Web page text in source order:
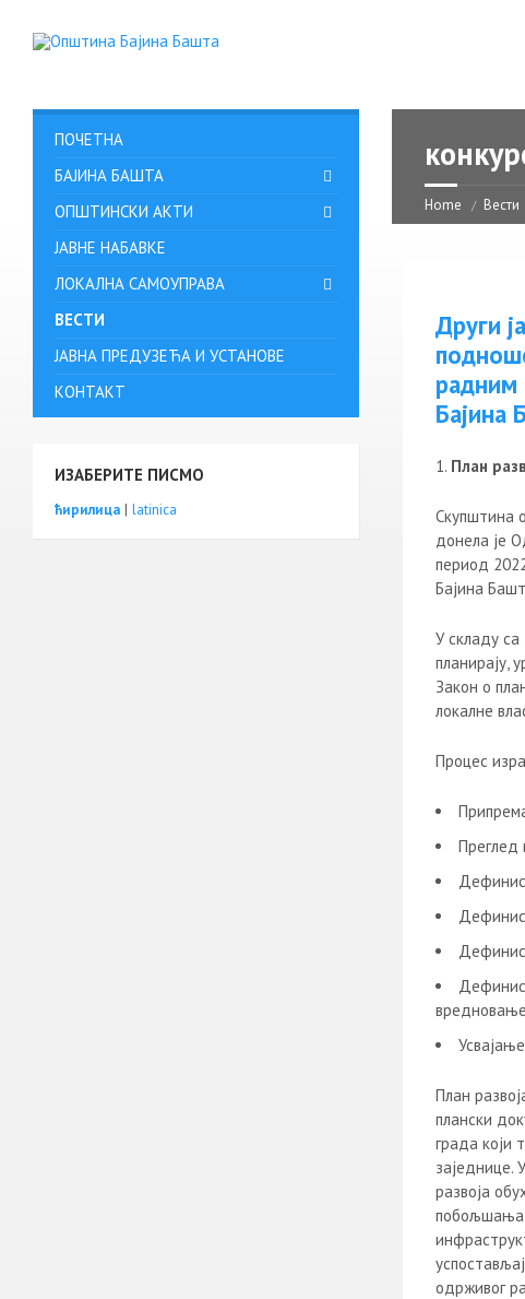
Home Вести
Други
радним
Бајина
План
Скупштина
донела је
период
Бајина
У складу са
планирају,
Закон о
локалне
Процес
Преглед
План
плански
града који
заједнице.
развоја
побољшања
одрживог
ПОЧЕТНА
БАЈИНА БАШТА
ОПШТИНСКИ АКТИ
ЈАВНЕ НАБАВКЕ
ЛОКАЛНА САМОУПРАВА
ВЕСТИ
ЈАВНА ПРЕДУЗЕЋА И УСТАНОВЕ
КОНТАКТ
ИЗАБЕРИТЕ ПИСМО
ћирилица | latinica